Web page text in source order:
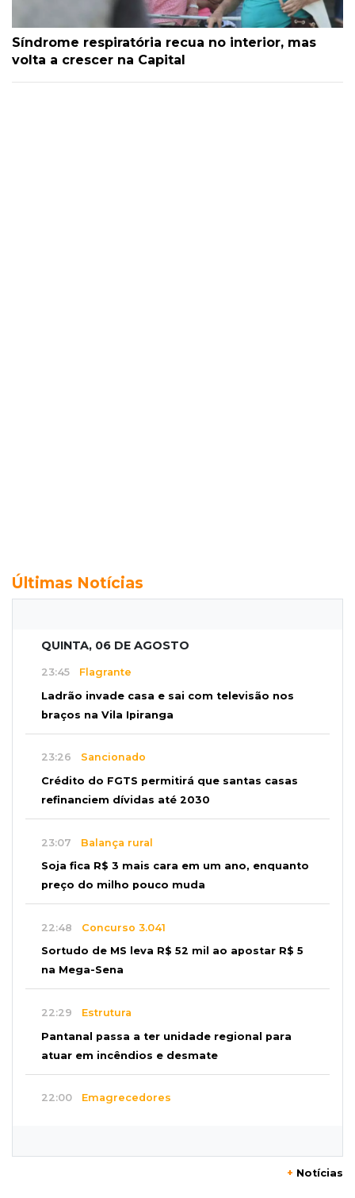
Síndrome respiratória recua no interior, mas
volta a crescer na Capital
Últimas Notícias
QUINTA, 06 DE AGOSTO
23:45 Flagrante
Ladrão invade casa e sai com televisão nos
braços na Vila Ipiranga
23:26 Sancionado
Crédito do FGTS permitirá que santas casas
refinanciem dívidas até 2030
23:07 Balança rural
Soja fica R$ 3 mais cara em um ano, enquanto
preço do milho pouco muda
22:48 Concurso 3.041
Sortudo de MS leva R$ 52 mil ao apostar R$ 5
na Mega-Sena
22:29 Estrutura
Pantanal passa a ter unidade regional para
atuar em incêndios e desmate
22:00 Emagrecedores
+ Notícias